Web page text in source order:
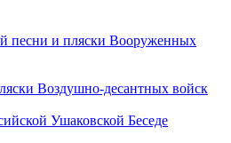
песни и пляски Вооруженных
Воздушно-десантных войск
Ушаковской Беседе